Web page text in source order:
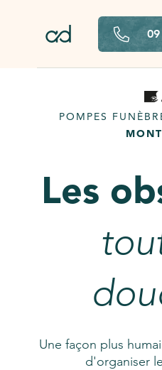
POMPES
Les
Une façon plus
d'organiser